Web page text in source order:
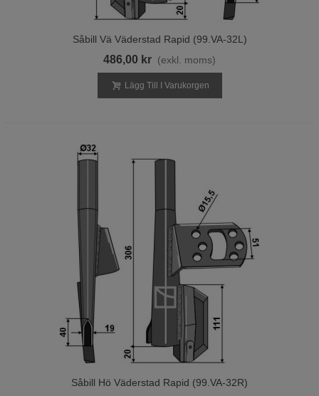
Såbill Vä Väderstad Rapid (99.VA-32L)
486,00 kr (exkl. moms)
Lägg Till I Varukorgen
Såbill Hö Väderstad Rapid (99.VA-32R)